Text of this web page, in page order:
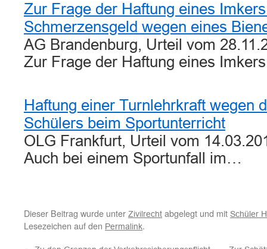
Zur Frage der Haftung eines
Schmerzensgeld wegen eines
AG Brandenburg, Urteil vom
Zur Frage der Haftung eines
Haftung einer Turnlehrkraft wegen
Schülers beim Sportunterricht
OLG Frankfurt, Urteil vom
Auch bei einem Sportunfall im…
Dieser Beitrag wurde unter Zivilrecht abgelegt und mit Schüler
Lesezeichen auf den Permalink.